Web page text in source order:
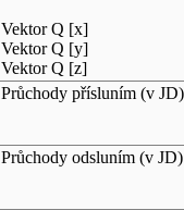
Vektor Q [x]
Vektor Q [y]
Vektor Q [z]
Průchody přísluním (v JD)
Průchody odsluním (v JD)